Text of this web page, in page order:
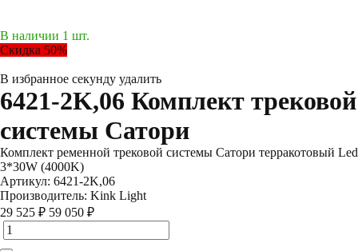
В наличии 1 шт.
Скидка 50%
В избранное секунду удалить
6421-2K,06 Комплект трековой
системы Сатори
Комплект ременной трековой системы Сатори терракотовый Led
3*30W (4000K)
Артикул: 6421-2K,06
Производитель: Kink Light
29 525 ₽ 59 050 ₽